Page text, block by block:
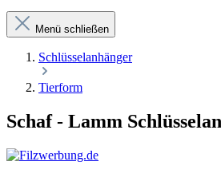
Menü schließen
Schlüsselanhänger
Tierform
Schaf - Lamm